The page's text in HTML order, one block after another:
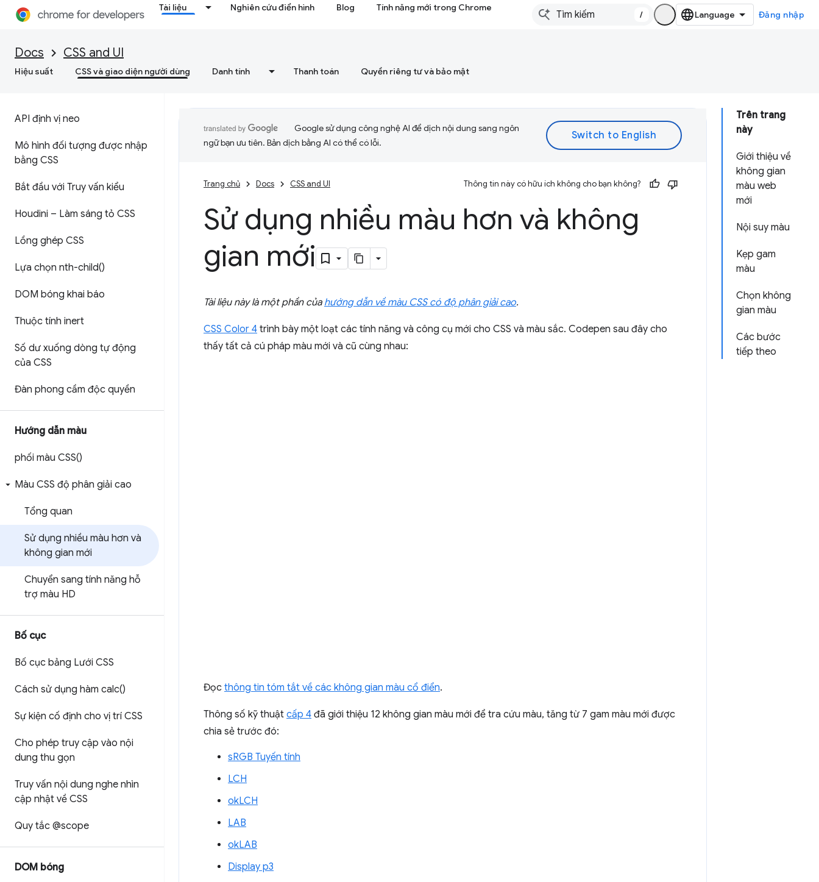
Tài liệu Nghiên cứu điển hình Blog Tính năng mới trong Chrome
/ Đăng nhập
Docs CSS and UI
Hiệu suất CSS và giao diện người dùng Danh tính Thanh toán Quyền riêng tư và bảo mật
API định vị neo
Mô hình đối tượng được nhập
bằng CSS
Bắt đầu với Truy vấn kiểu
Houdini – Làm sáng tỏ CSS
Lồng ghép CSS
Lựa chọn nth-child()
DOM bóng khai báo
Thuộc tính inert
Số dư xuống dòng tự động
của CSS
Đàn phong cầm độc quyền
Hướng dẫn màu
phối màu CSS()
Màu CSS độ phân giải cao
Tổng quan
Sử dụng nhiều màu hơn và
không gian mới
Chuyển sang tính năng hỗ
trợ màu HD
Bố cục
Bố cục bảng Lưới CSS
Cách sử dụng hàm calc()
Sự kiện cố định cho vị trí CSS
Cho phép truy cập vào nội
dung thu gọn
Truy vấn nội dung nghe nhìn
cập nhật về CSS
Quy tắc @scope
DOM bóng
Trên trang
này
Giới thiệu về
không gian
màu web
mới
Nội suy màu
Kẹp gam
màu
Chọn không
gian màu
Các bước
tiếp theo
Google sử dụng công nghệ AI để dịch nội dung sang ngôn
ngữ bạn ưu tiên. Bản dịch bằng AI có thể có lỗi.
Trang chủ Docs CSS and UI Thông tin này có hữu ích không cho bạn không?
Sử dụng nhiều màu hơn và không
gian mới
Tài liệu này là một phần của hướng dẫn về màu CSS có độ phân giải cao.
CSS Color 4 trình bày một loạt các tính năng và công cụ mới cho CSS và màu sắc. Codepen sau đây cho
thấy tất cả cú pháp màu mới và cũ cùng nhau:
Đọc thông tin tóm tắt về các không gian màu cổ điển.
Thông số kỹ thuật cấp 4 đã giới thiệu 12 không gian màu mới để tra cứu màu, tăng từ 7 gam màu mới được
chia sẻ trước đó:
sRGB Tuyến tính
LCH
okLCH
LAB
okLAB
Display p3